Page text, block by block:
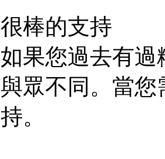
很棒的支持
如果您過去有
與眾不同。當
持。